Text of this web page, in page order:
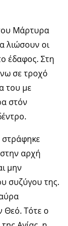
Μάρτυρα
λιώσουν οι
έδαφος. Στη
σε τροχό
του με
στόν
στράφηκε
αρχή
μην
συζύγου της.
Θεό. Τότε ο